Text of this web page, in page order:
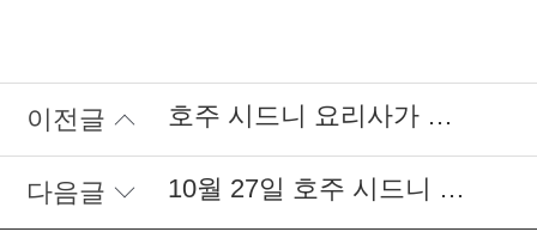
이전글 호주 시드니 요리사가 되기위해 이종규 학생이 도착했답니다. *^^*
다음글 10월 27일 호주 시드니 어학연수 도착 하셨답니다.